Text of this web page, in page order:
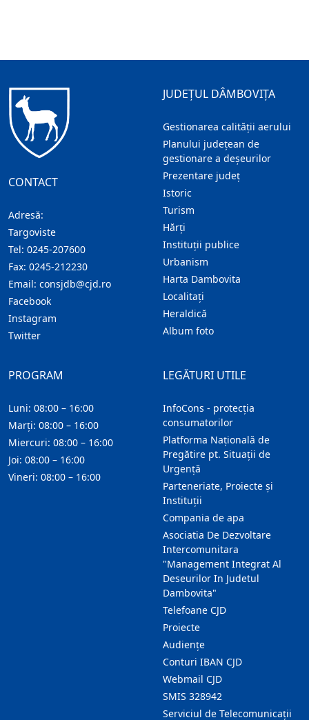
CONTACT
Adresă:
Targoviste
Tel: 0245-207600
Fax: 0245-212230
Email: consjdb@cjd.ro
Facebook
Instagram
Twitter
JUDEȚUL DÂMBOVIȚA
Gestionarea calității aerului
Planului județean de
gestionare a deșeurilor
Prezentare judeţ
Istoric
Turism
Hărţi
Instituţii publice
Urbanism
Harta Dambovita
Localitaţi
Heraldică
Album foto
LEGĂTURI UTILE
InfoCons - protecția
consumatorilor
Platforma Națională de
Pregătire pt. Situații de
Urgență
Parteneriate, Proiecte și
Instituții
Compania de apa
Asociatia De Dezvoltare
Intercomunitara
"Management Integrat Al
Deseurilor In Judetul
Dambovita"
Telefoane CJD
Proiecte
Audienţe
Conturi IBAN CJD
Webmail CJD
SMIS 328942
Serviciul de Telecomunicații
PROGRAM
Luni: 08:00 – 16:00
Marți: 08:00 – 16:00
Miercuri: 08:00 – 16:00
Joi: 08:00 – 16:00
Vineri: 08:00 – 16:00